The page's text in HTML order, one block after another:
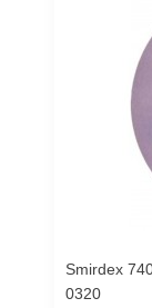
Smirdex
0320